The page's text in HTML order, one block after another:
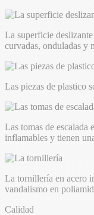
La superficie
curvadas, onduladas y
Las piezas de plastico
Las tomas de
inflamables y tienen
La tornillería en acero
vandalismo en
Calidad